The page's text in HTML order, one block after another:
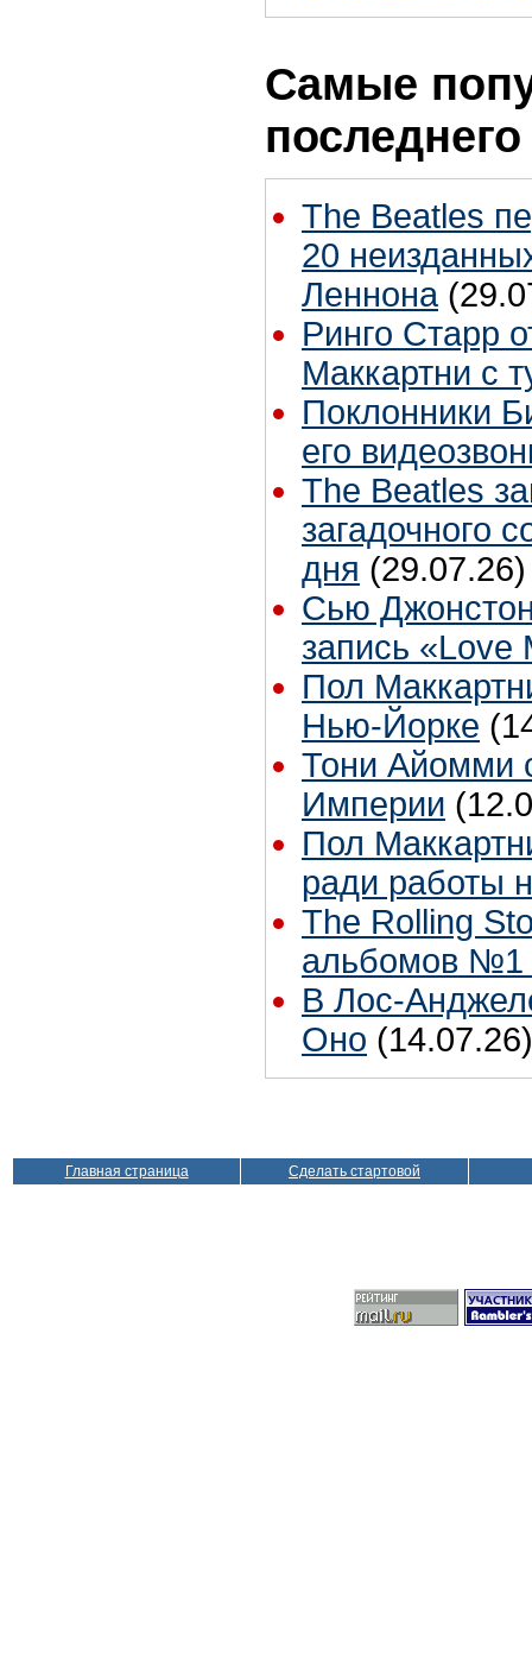
Самые
The Beatles
20
Леннона
Ринго Старр
Маккартни с
Поклонники
его
The Beatles
загадочного
дня (29.07.26)
Сью
запись «Love
Пол
Нью-Йорке
Тони Айомми
Империи
Пол
ради работы
The Rolling
альбомов №1
В Лос-
Оно (14.07.26)
Главная страница Сделать стартовой